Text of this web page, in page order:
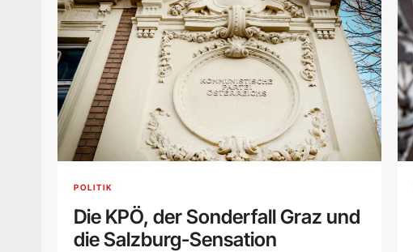
POLITIK
Die KPÖ, der Sonderfall Graz und
die Salzburg-Sensation